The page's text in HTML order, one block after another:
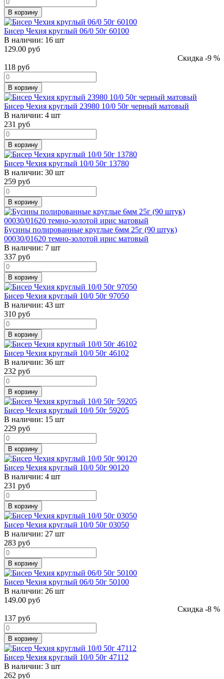
В корзину
Бисер Чехия круглый 06/0 50г 60100
В наличии: 16 шт
129.00 руб
Скидка -9 %
118 руб
В корзину
Бисер Чехия круглый 23980 10/0 50г черный матовый
В наличии: 4 шт
231 руб
В корзину
Бисер Чехия круглый 10/0 50г 13780
В наличии: 30 шт
259 руб
В корзину
Бусины полированные круглые 6мм 25г (90 штук)
00030/01620 темно-золотой ирис матовый
В наличии: 7 шт
337 руб
В корзину
Бисер Чехия круглый 10/0 50г 97050
В наличии: 43 шт
310 руб
В корзину
Бисер Чехия круглый 10/0 50г 46102
В наличии: 36 шт
232 руб
В корзину
Бисер Чехия круглый 10/0 50г 59205
В наличии: 15 шт
229 руб
В корзину
Бисер Чехия круглый 10/0 50г 90120
В наличии: 4 шт
231 руб
В корзину
Бисер Чехия круглый 10/0 50г 03050
В наличии: 27 шт
283 руб
В корзину
Бисер Чехия круглый 06/0 50г 50100
В наличии: 26 шт
149.00 руб
Скидка -8 %
137 руб
В корзину
Бисер Чехия круглый 10/0 50г 47112
В наличии: 3 шт
262 руб